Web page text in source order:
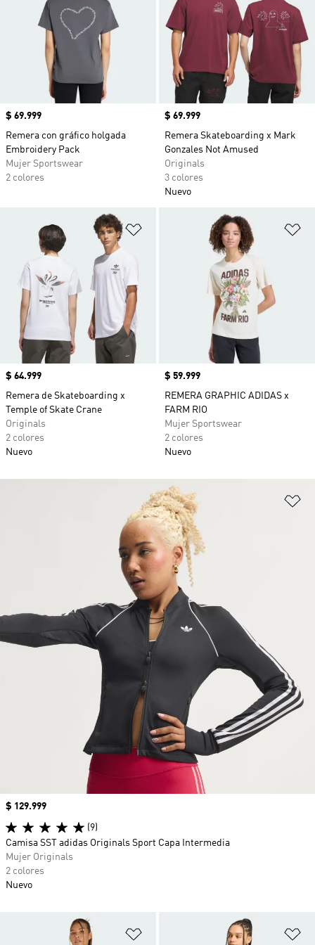
Precio
$ 69.999
Remera con gráfico holgada
Embroidery Pack
Mujer Sportswear
2 colores
Precio
$ 69.999
Remera Skateboarding x Mark
Gonzales Not Amused
Originals
3 colores
Nuevo
Añadir a la lista de deseos
Precio
$ 64.999
Remera de Skateboarding x
Temple of Skate Crane
Originals
2 colores
Nuevo
Precio
$ 59.999
REMERA GRAPHIC ADIDAS x
FARM RIO
Mujer Sportswear
2 colores
Nuevo
Añadir a la lista de deseos
Precio
$ 129.999
(9)
Camisa SST adidas Originals Sport Capa Intermedia
Mujer Originals
2 colores
Nuevo